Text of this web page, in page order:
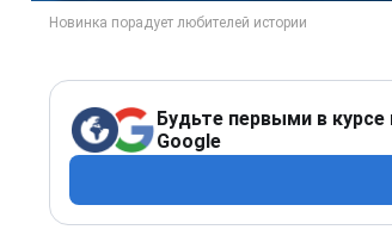
Будьте первыми в курсе
Google